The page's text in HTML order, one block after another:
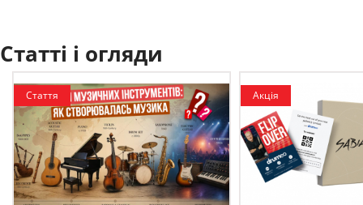
Статті і огляди
Стаття Акція